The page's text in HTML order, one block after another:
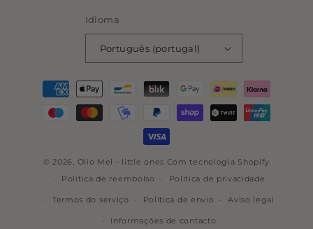
Idioma
Português (portugal)
Métodos
pagamento
© 2026, Olio Mel - little ones Com tecnologia Shopify
Política de reembolso
Política de privacidade
Termos do serviço Política de envio Aviso legal
Informações de contacto